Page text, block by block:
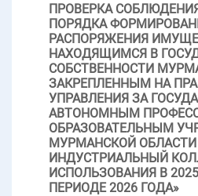
ПРОВЕРКА
ПОРЯДКА
РАСПОРЯЖЕНИЯ
НАХОДЯЩИМСЯ В
СОБСТВЕННОСТИ
ЗАКРЕПЛЕННЫМ НА
УПРАВЛЕНИЯ ЗА
АВТОНОМНЫМ
ОБРАЗОВАТЕЛЬНЫМ
МУРМАНСКОЙ
ИНДУСТРИАЛЬНЫЙ
ИСПОЛЬЗОВАНИЯ В
ПЕРИОДЕ 2026 ГОДА»